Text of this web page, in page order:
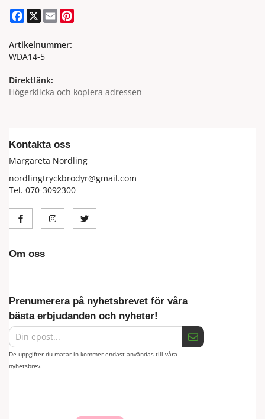
Facebook
X Email
Artikelnummer:
WDA14-5
Direktlänk:
Högerklicka och kopiera adressen
Kontakta oss
Margareta Nordling
nordlingtryckbrodyr@gmail.com
Tel. 070-3092300
Om oss
Prenumerera på nyhetsbrevet för våra
bästa erbjudanden och nyheter!
De uppgifter du matar in kommer endast användas till våra
nyhetsbrev.